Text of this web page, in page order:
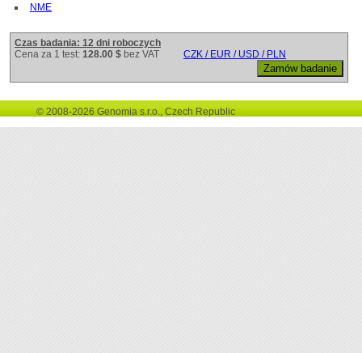
NME
Czas badania: 12 dni roboczych
Cena za 1 test: 128.00 $ bez VAT CZK / EUR / USD / PLN
© 2008-2026 Genomia s.r.o., Czech Republic